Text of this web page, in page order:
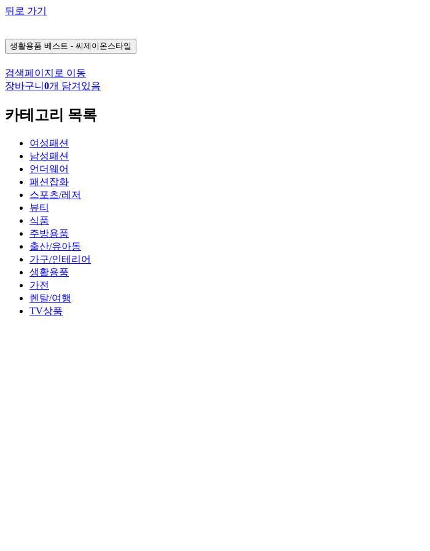
뒤로 가기
생활용품 베스트 - 씨제이온스타일
검색페이지로 이동
장바구니 0개 담겨있음
카테고리 목록
여성패션
남성패션
언더웨어
패션잡화
스포츠/레저
뷰티
식품
주방용품
출산/유아동
가구/인테리어
생활용품
가전
렌탈/여행
TV상품